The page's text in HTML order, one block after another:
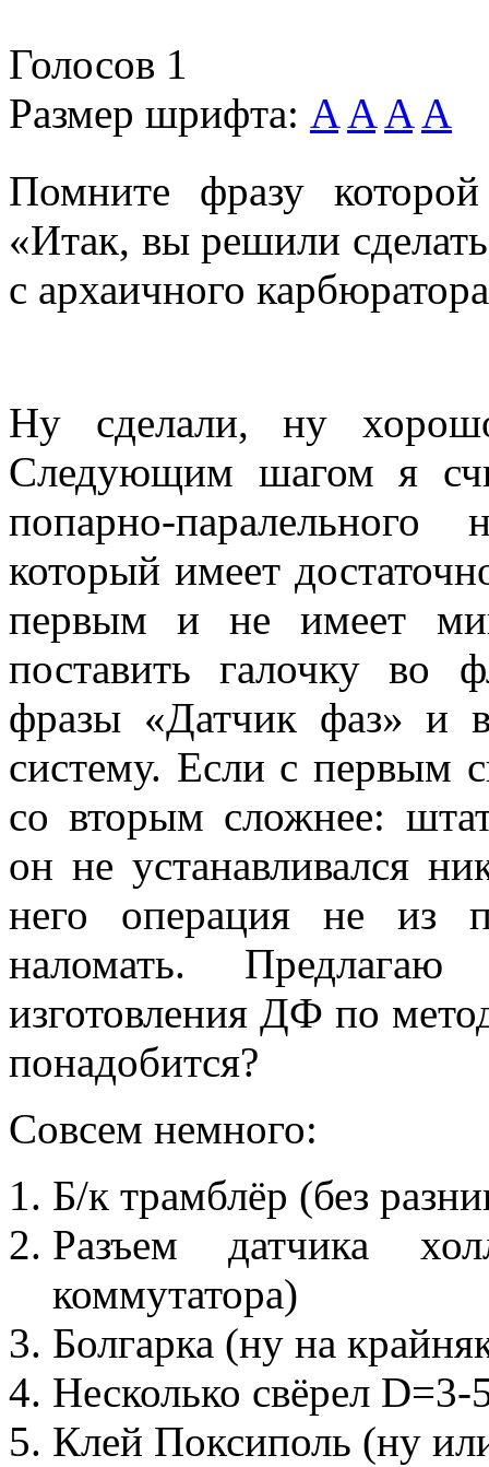
Голосов 1
Размер шрифта: A A A A
Помните фразу которой
«Итак, вы решили
с архаичного
Ну сделали, ну
Следующим шагом я
попарно-
который имеет
первым и не имеет
поставить галочку во
фразы «Датчик фаз» и
систему. Если с первым
со вторым сложнее:
он не устанавливался
него операция не из
наломать.
изготовления ДФ по
понадобится?
Совсем немного:
Б/к трамблёр (без
Разъем датчика
коммутатора)
Болгарка (ну на
Несколько свёрел
Клей Поксиполь (ну